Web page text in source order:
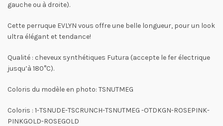
gauche ou à droite).
Cette perruque EVLYN vous offre une belle longueur, pour un look
ultra élégant et tendance!
Qualité : cheveux synthétiques Futura (accepte le fer électrique
jusqu’à 180°C).
Coloris du modèle en photo: TSNUTMEG
Coloris : 1-TSNUDE-TSCRUNCH-TSNUTMEG -OTDKGN-ROSEPINK-
PINKGOLD-ROSEGOLD